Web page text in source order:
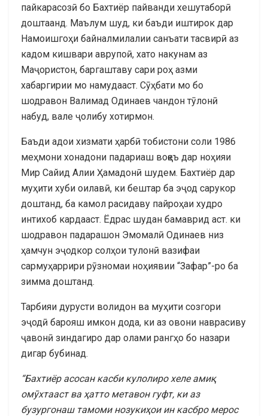
пайкарасозӣ бо Бахтиёр пайванди хешутаборӣ
доштаанд. Маълум шуд, ки баъди иштирок дар
Намоишгоҳи байналмилалии санъати тасвирӣ аз
кадом кишвари аврупоӣ, хато накунам аз
Маҷористон, баргаштаву сари роҳ азми
хабаргирии мо намудааст. Сӯҳбати мо бо
шодравон Валимад Одинаев чандон тӯлонӣ
набуд, вале ҷолибу хотирмон.
Баъди адои хизмати ҳарбӣ тобистони соли 1986
меҳмони хонадони падариаш воқеъ дар ноҳияи
Мир Сайид Алии Ҳамадонӣ шудем. Бахтиёр дар
муҳити хуби оилавӣ, ки бештар ба эҷод сарукор
доштанд, ба камол расидаву пайроҳаи худро
интихоб кардааст. Ёдрас шудан бамаврид аст. ки
шодравон падарашон Эмомалӣ Одинаев низ
ҳамчун эҷодкор солҳои тулонӣ вазифаи
сармуҳаррири рӯзномаи ноҳиявии “Зафар”-ро ба
зимма доштанд.
Тарбияи дурусти волидон ва муҳити созгори
эҷодӣ барояш имкон дода, ки аз овони наврасиву
ҷавонӣ зиндагиро дар олами рангҳо бо назари
дигар бубинад.
“Бахтиёр асосан касби кулолиро хеле амиқ
омӯхтааст ва ҳатто метавон гуфт, ки аз
бузургонаш тамоми нозукиҳои ин касбро мерос